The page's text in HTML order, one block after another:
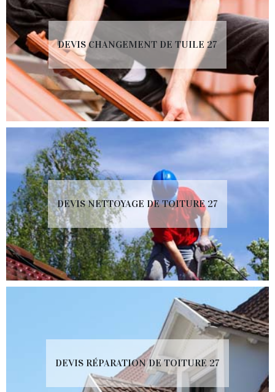
DEVIS CHANGEMENT DE TUILE 27
DEVIS NETTOYAGE DE TOITURE 27
DEVIS RÉPARATION DE TOITURE 27